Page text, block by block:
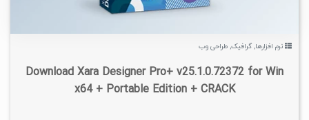
نرم افزارها, گرافیک, طراحی وب
Download Xara Designer Pro+ v25.1.0.72372 for Win
x64 + Portable Edition + CRACK